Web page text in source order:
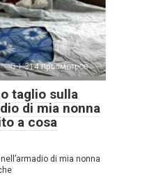
1.314 просмотров
taglio sulla
di mia nonna
a cosa
di mia nonna